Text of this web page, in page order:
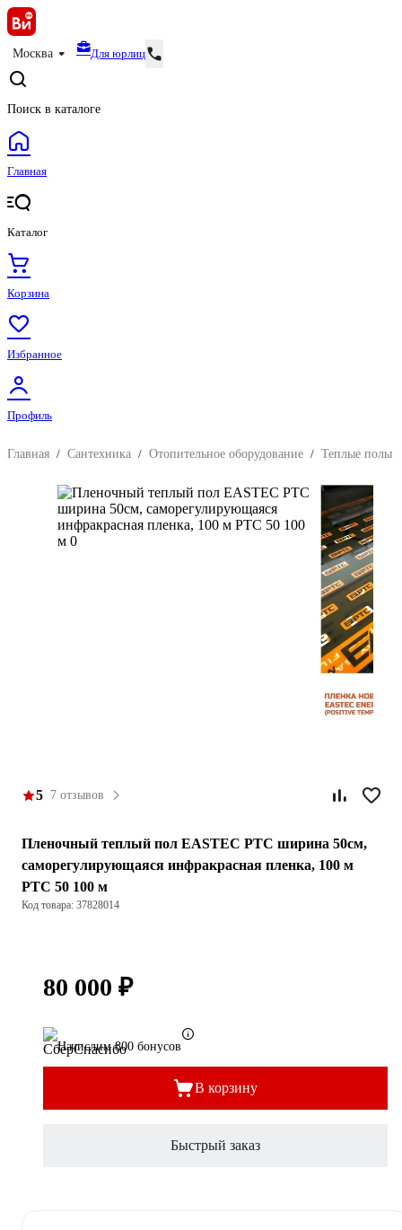
Москва Для юрлиц
Поиск в каталоге
Главная
Каталог
Корзина
Избранное
Профиль
Главная / Сантехника / Отопительное оборудование / Теплые полы
5 7 отзывов
Пленочный теплый пол EASTEC PTC ширина 50см,
саморегулирующаяся инфракрасная пленка, 100 м
PTC 50 100 м
Код товара: 37828014
80 000 ₽
Начислим 800 бонусов
В корзину
Быстрый заказ